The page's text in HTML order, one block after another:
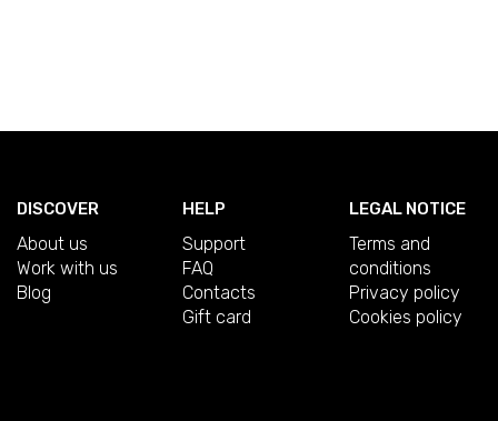
DISCOVER
About us
Work with us
Blog
HELP
Support
FAQ
Contacts
Gift card
LEGAL NOTICE
Terms and
conditions
Privacy policy
Cookies policy